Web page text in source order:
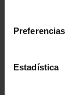
Preferencias
Estadística